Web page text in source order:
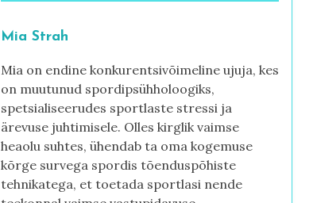
Mia Strah
Mia on endine konkurentsivõimeline ujuja, kes
on muutunud spordipsühholoogiks,
spetsialiseerudes sportlaste stressi ja
ärevuse juhtimisele. Olles kirglik vaimse
heaolu suhtes, ühendab ta oma kogemuse
kõrge survega spordis tõenduspõhiste
tehnikatega, et toetada sportlasi nende